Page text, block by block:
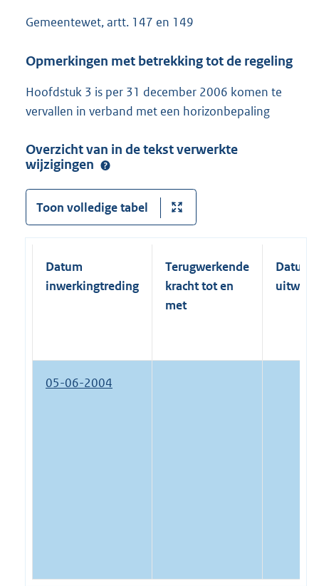
Gemeentewet, artt. 147 en 149
Opmerkingen met betrekking tot de regeling
Hoofdstuk 3 is per 31 december 2006 komen te
vervallen in verband met een horizonbepaling
Overzicht van in de tekst verwerkte
wijzigingen
Toon volledige tabel
Datum
inwerkingtreding
Terugwerkende
kracht tot en
met
Datum
05-06-2004